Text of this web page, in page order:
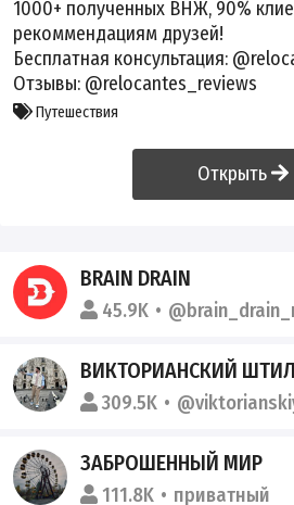
1000+ полученных ВНЖ, 90%
рекоммендациям друзей!
Бесплатная консультация:
Отзывы: @relocantes_reviews
Путешествия
Открыть
BRAIN DRAIN
45.9K
ВИКТОРИАНСКИЙ
309.5K
ЗАБРОШЕННЫЙ МИР
111.8K приватный